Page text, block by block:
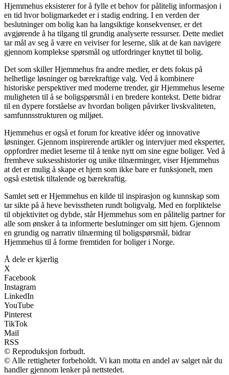
Hjemmehus eksisterer for å fylle et behov for pålitelig informasjon i
en tid hvor boligmarkedet er i stadig endring. I en verden der
beslutninger om bolig kan ha langsiktige konsekvenser, er det
avgjørende å ha tilgang til grundig analyserte ressurser. Dette mediet
tar mål av seg å være en veiviser for leserne, slik at de kan navigere
gjennom komplekse spørsmål og utfordringer knyttet til bolig.
Det som skiller Hjemmehus fra andre medier, er dets fokus på
helhetlige løsninger og bærekraftige valg. Ved å kombinere
historiske perspektiver med moderne trender, gir Hjemmehus leserne
muligheten til å se boligspørsmål i en bredere kontekst. Dette bidrar
til en dypere forståelse av hvordan boligen påvirker livskvaliteten,
samfunnsstrukturen og miljøet.
Hjemmehus er også et forum for kreative idéer og innovative
løsninger. Gjennom inspirerende artikler og intervjuer med eksperter,
oppfordrer mediet leserne til å tenke nytt om sine egne boliger. Ved å
fremheve suksesshistorier og unike tilnærminger, viser Hjemmehus
at det er mulig å skape et hjem som ikke bare er funksjonelt, men
også estetisk tiltalende og bærekraftig.
Samlet sett er Hjemmehus en kilde til inspirasjon og kunnskap som
tar sikte på å heve bevisstheten rundt boligvalg. Med en forpliktelse
til objektivitet og dybde, står Hjemmehus som en pålitelig partner for
alle som ønsker å ta informerte beslutninger om sitt hjem. Gjennom
en grundig og narrativ tilnærming til boligspørsmål, bidrar
Hjemmehus til å forme fremtiden for boliger i Norge.
Å dele er kjærlig
X
Facebook
Instagram
LinkedIn
YouTube
Pinterest
TikTok
Mail
RSS
© Reproduksjon forbudt.
© Alle rettigheter forbeholdt. Vi kan motta en andel av salget når du
handler gjennom lenker på nettstedet.